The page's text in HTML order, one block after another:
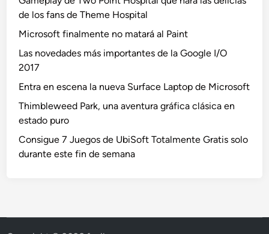
de los fans de Theme Hospital
Microsoft finalmente no matará al Paint
Las novedades más importantes de la Google I/O
2017
Entra en escena la nueva Surface Laptop de Microsoft
Thimbleweed Park, una aventura gráfica clásica en
estado puro
Consigue 7 Juegos de UbiSoft Totalmente Gratis solo
durante este fin de semana